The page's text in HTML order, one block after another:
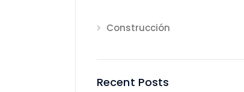
Construcción
Recent Posts